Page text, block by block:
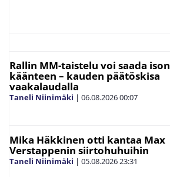
Rallin MM-taistelu voi saada ison
käänteen – kauden päätöskisa
vaakalaudalla
Taneli Niinimäki | 06.08.202600:07
Mika Häkkinen otti kantaa Max
Verstappenin siirtohuhuihin
Taneli Niinimäki | 05.08.202623:31